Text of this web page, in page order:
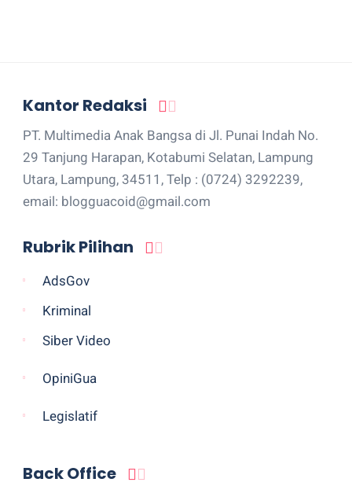
Kantor Redaksi
PT. Multimedia Anak Bangsa di Jl. Punai Indah No.
29 Tanjung Harapan, Kotabumi Selatan, Lampung
Utara, Lampung, 34511, Telp : (0724) 3292239,
email: blogguacoid@gmail.com
Rubrik Pilihan
AdsGov
Kriminal
Siber Video
OpiniGua
Legislatif
Back Office